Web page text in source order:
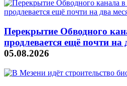
Перекрытие Обводного
продлевается ещё почти на
05.08.2026